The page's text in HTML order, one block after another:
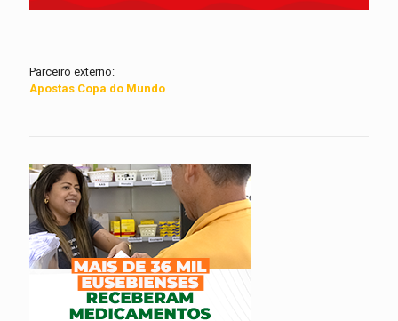
Parceiro externo:
Apostas Copa do Mundo